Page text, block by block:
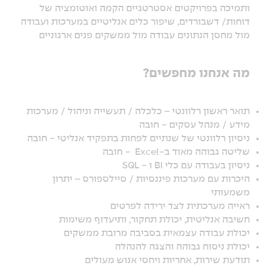
ותמיכה בפרויקטים אסטרטגיים הקמה ואוטומציה של
דוחות/ דשבורדים, שיפור כלים אנליטיים במערכות ועבודה
מול מחסן הנתונים עבודה מול ממשקים פנים ארגוניים
מה אנחנו מחפשים?
תואר ראשון רלוונטי – כלכלה / תעשייה וניהול / מערכות
מידע / מנהל עסקים - חובה
ניסיון רלוונטי של שנתיים לפחות בתפקיד אנליטי - חובה
שליטה גבוהה מאוד ב-Excel - חובה
ניסיון בעבודה עם כלי BI ו - SQL
היכרות עם מערכות פיננסיות / סיילספורס – יתרון
משמעותי
ראייה מערכתית לצד ירידה לפרטים
חשיבה אנליטית, יכולת תחקור, ותיעדוף משימות
יכולת עבודה עצמאית בסביבה מרובת ממשקים
יכולת ניסוח גבוהה והצגה להנהלה
תודעת שירות, אחריות ויחסי אנוש מעולים